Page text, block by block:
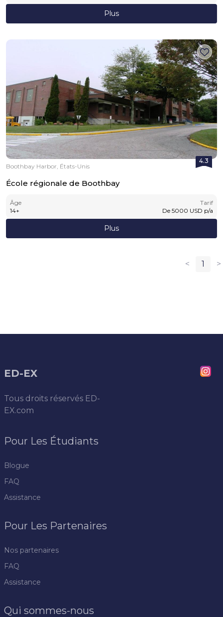
Plus
4.3
Boothbay Harbor, États-Unis
École régionale de Boothbay
Âge
14+
Tarif
De 5000 USD p/a
Plus
< 1 >
ED-EX
Tous droits réservés ED-
EX.com
Pour Les Étudiants
Blogue
FAQ
Assistance
Pour Les Partenaires
Nos partenaires
FAQ
Assistance
Qui sommes-nous